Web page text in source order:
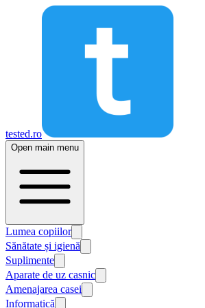
tested.ro
Open main menu
Lumea copiilor
Sănătate și igienă
Suplimente
Aparate de uz casnic
Amenajarea casei
Informatică